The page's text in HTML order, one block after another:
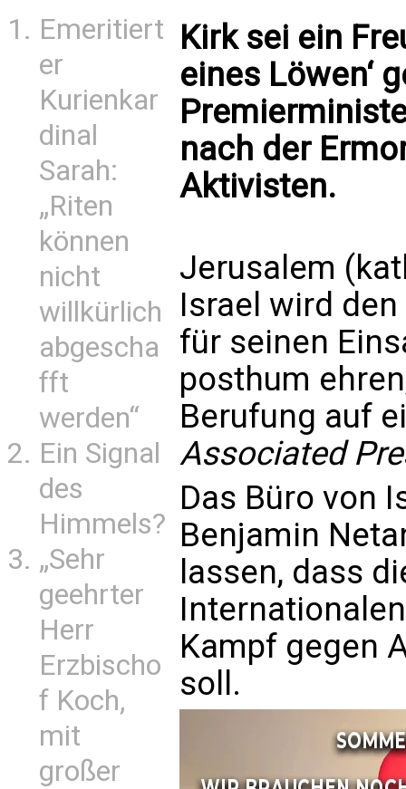
Emeritiert
er
Kurienkar
dinal
Sarah:
„Riten
können
nicht
willkürlich
abgescha
fft
werden“
Ein Signal
des
Himmels?
„Sehr
geehrter
Herr
Erzbischo
f Koch,
mit
großer
Kirk sei ein
eines Löwen‘
nach der
Aktivisten.
Jerusalem
Israel wird
für seinen
posthum
Berufung auf
Associated
Das Büro von
Benjamin
lassen, dass
Kampf gegen
soll.